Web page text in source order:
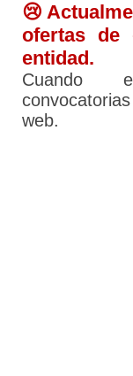
😢
ofertas de
entidad.
Cuando
web.